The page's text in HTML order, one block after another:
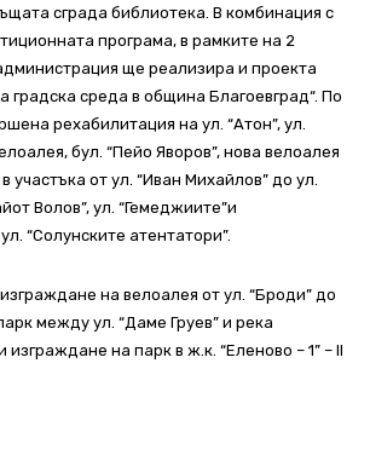
сграда библиотека. В комбинация с
програма, в рамките на 2
ще реализира и проекта
градска среда в община Благоевград“. По
рехабилитация на ул. “Атон”, ул.
бул. “Пейо Яворов”, нова велоалея
участъка от ул. “Иван Михайлов” до ул.
Волов”, ул. “Гемеджиите”и
“Солунските атентатори”.
на велоалея от ул. “Броди” до
между ул. “Даме Груев” и река
изграждане на парк в ж.к. “Еленово – 1” – II